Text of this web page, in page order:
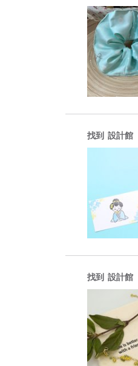
找到 設計館
找到 設計館